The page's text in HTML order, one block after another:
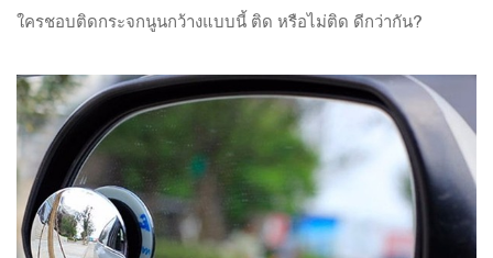
ใครชอบติดกระจกนูนกว้างแบบนี้ ติด หรือไม่ติด ดีกว่ากัน?